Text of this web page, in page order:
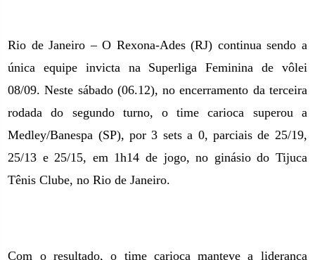
Rio de Janeiro – O Rexona-Ades (RJ) continua sendo a
única equipe invicta na Superliga Feminina de vôlei
08/09. Neste sábado (06.12), no encerramento da terceira
rodada do segundo turno, o time carioca superou a
Medley/Banespa (SP), por 3 sets a 0, parciais de 25/19,
25/13 e 25/15, em 1h14 de jogo, no ginásio do Tijuca
Tênis Clube, no Rio de Janeiro.
Com o resultado, o time carioca manteve a liderança